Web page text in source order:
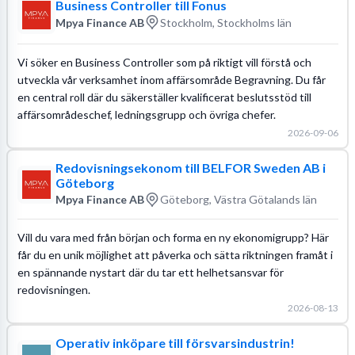
Business Controller till Fonus
Mpya Finance AB Stockholm, Stockholms län
Vi söker en Business Controller som på riktigt vill förstå och
utveckla vår verksamhet inom affärsområde Begravning. Du får
en central roll där du säkerställer kvalificerat beslutsstöd till
affärsområdeschef, ledningsgrupp och övriga chefer.
2026-09-06
Redovisningsekonom till BELFOR Sweden AB i
Göteborg
Mpya Finance AB Göteborg, Västra Götalands län
Vill du vara med från början och forma en ny ekonomigrupp? Här
får du en unik möjlighet att påverka och sätta riktningen framåt i
en spännande nystart där du tar ett helhetsansvar för
redovisningen.
2026-08-13
Operativ inköpare till försvarsindustrin!